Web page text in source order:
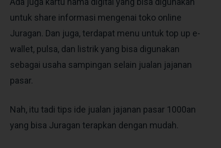
untuk share informasi mengenai toko online
Juragan. Dan juga, terdapat menu untuk top up e-
wallet, pulsa, dan listrik yang bisa digunakan
sebagai usaha sampingan selain jualan jajanan
pasar.
Nah, itu tadi tips ide jualan jajanan pasar 1000an
yang bisa Juragan terapkan dengan mudah.